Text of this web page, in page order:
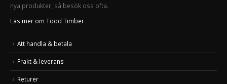
nya produkter, så besök oss ofta.
Läs mer om Todd Timber
Att handla & betala
Frakt & leverans
Returer